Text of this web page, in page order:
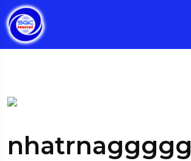
nhatrnaggggg